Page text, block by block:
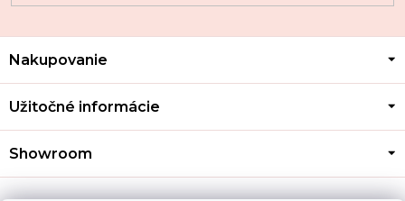
Z
p
t
Nakupovanie
Užitočné informácie
Showroom